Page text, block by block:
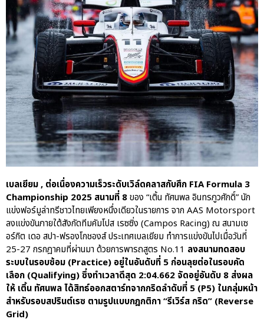
ปอร์เช่ เอเอเอสฯ พลิกแนวคิด
After Sale สู่ Porsche Ownership
Experience แบบครบวงจร ผ่าน
แคมเปญ Cayenne Service Clinic
เบนท์ลีย์ มอเตอร์ส ตีความ
‘Bentley Diamond’ ใหม่ ดีไซน์
ระดับซิกเนเจอร์ในยนตรกรรม
EV รุ่นแรก พร้อมเปิดตัวกันยายน
นี้
ปอร์เช่ เอเอเอสฯ ยกประสบการณ์
Porsche สู่ Central Northville ใน
งาน AAS Roadshow พร้อมข้อ
เบนท์ลีย์ แบงค็อก ส่งมอบองค์
ความรู้การขับขี่รถยนต์เบนท์ลีย์
Extraordinary Chauffeur
Training 2026
Porsche Centre Pattanakarn
เชื่อมโยง Porsche Community
ผ่าน The Big Screen Speed: AAS
Motorsport Live Experience
เบลเยียม , ต่อเนื่องความเร็วระดับเวิล์ดคลาสกับศึก FIA Formula 3
Championship 2025 สนามที่ 8ของ “เติ้น ทัศนพล อินทรภูวศักดิ์” นัก
แข่งฟอร์มูล่าทรีชาวไทยเพียงหนึ่งเดียวในรายการ จาก AAS Motorsport
ลงแข่งขันภายใต้สังกัดทีมคัมโปส เรซซิ่ง (Campos Racing) ณ สนามเซ
อร์กิต เดอ สปา-ฟรองโกชองส์ ประเทศเบลเยียม ทำการแข่งขันไปเมื่อวันที่
25-27 กรกฎาคมที่ผ่านมา ด้วยการพารถสูตร No.11 ลงสนามทดสอบ
ระบบในรอบซ้อม (Practice) อยู่ในอันดับที่ 5 ก่อนลุยต่อในรอบคัด
เลือก (Qualifying) ซึ่งทำเวลาดีสุด 2:04.662 จัดอยู่อันดับ 8 ส่งผล
ให้ เติ้น ทัศนพล ได้สิทธ์ออกสตาร์ทจากกริดลำดับที่ 5 (P5) ในกลุ่มหน้า
สำหรับรอบสปรินต์เรซ ตามรูปแบบกฎกติกา “รีเวิร์ส กริด” (Reverse
Grid)